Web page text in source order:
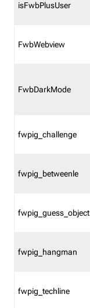
isFwbPlusUser
FwbWebview
FwbDarkMode
fwpig_challenge
fwpig_betweenle
fwpig_guess_object
fwpig_hangman
fwpig_techline